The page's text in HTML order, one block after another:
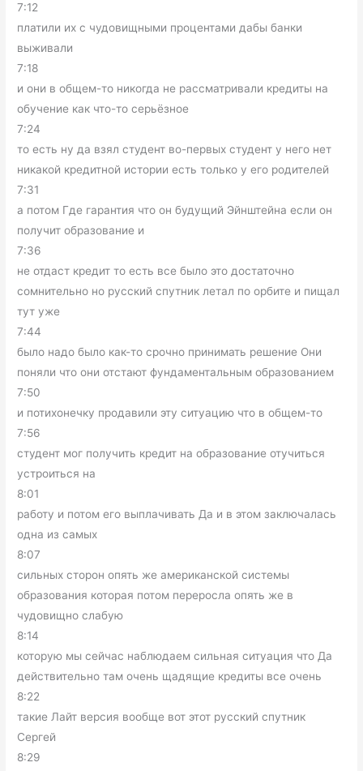
7:12
платили их с чудовищными процентами дабы банки
выживали
7:18
и они в общем-то никогда не рассматривали кредиты на
обучение как что-то серьёзное
7:24
то есть ну да взял студент во-первых студент у него нет
никакой кредитной истории есть только у его родителей
7:31
а потом Где гарантия что он будущий Эйнштейна если он
получит образование и
7:36
не отдаст кредит то есть все было это достаточно
сомнительно но русский спутник летал по орбите и пищал
тут уже
7:44
было надо было как-то срочно принимать решение Они
поняли что они отстают фундаментальным образованием
7:50
и потихонечку продавили эту ситуацию что в общем-то
7:56
студент мог получить кредит на образование отучиться
устроиться на
8:01
работу и потом его выплачивать Да и в этом заключалась
одна из самых
8:07
сильных сторон опять же американской системы
образования которая потом переросла опять же в
чудовищно слабую
8:14
которую мы сейчас наблюдаем сильная ситуация что Да
действительно там очень щадящие кредиты все очень
8:22
такие Лайт версия вообще вот этот русский спутник
Сергей
8:29